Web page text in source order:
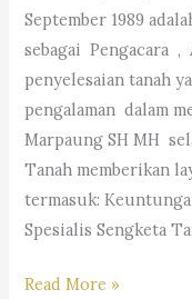
Andri
Marpaung,
S.H.
M.H.&
Partners
September 1989
sebagai Pengacara
penyelesaian tanah
pengalaman dalam
Marpaung SH MH
Tanah memberikan
termasuk:
Spesialis Sengketa
Pengacara
Read More »